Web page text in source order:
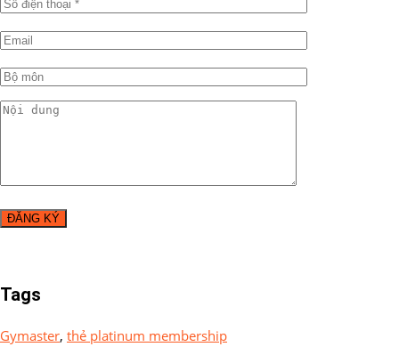
Tags
Gymaster, thẻ platinum membership